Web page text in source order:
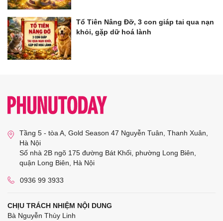
Tổ Tiên Nâng Đỡ, 3 con giáp tai qua nạn
khỏi, gặp dữ hoá lành
Tầng 5 - tòa A, Gold Season 47 Nguyễn Tuân, Thanh Xuân,
Hà Nội
Số nhà 2B ngõ 175 đường Bát Khối, phường Long Biên,
quận Long Biên, Hà Nội
0936 99 3933
CHỊU TRÁCH NHIỆM NỘI DUNG
Bà Nguyễn Thùy Linh